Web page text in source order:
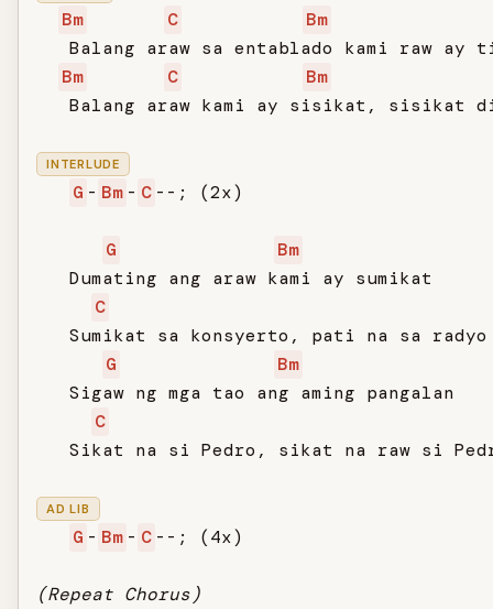
Bm C
Bm
Balang araw sa entablado kami raw ay
Bm
C
Bm
Balang araw kami ay sisikat, sisikat
INTERLUDE
G - Bm - C --; (2x)
G
Bm
   Dumating ang araw kami ay sumikat
C
   Sumikat sa konsyerto, pati na sa radyo
G
Bm
   Sigaw ng mga tao ang aming pangalan
C
Sikat na si Pedro, sikat na raw si
AD LIB
G - Bm - C --; (4x)
(Repeat Chorus)